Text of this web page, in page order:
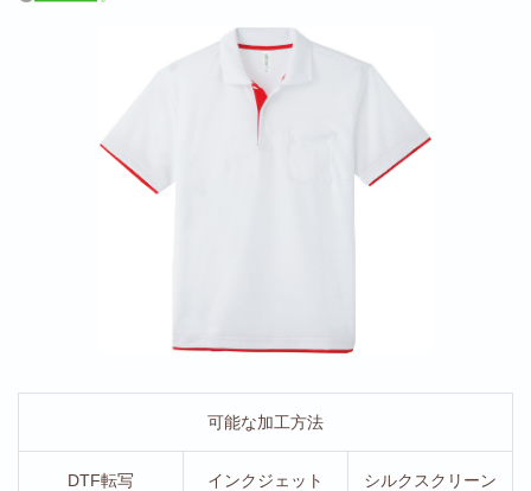
可能な加工方法
DTF転写 インクジェット シルクスクリーン